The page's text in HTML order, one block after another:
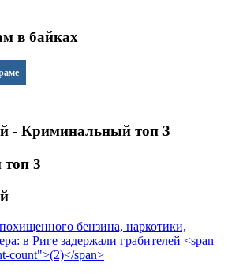
в байках
- Криминальный топ 3
3